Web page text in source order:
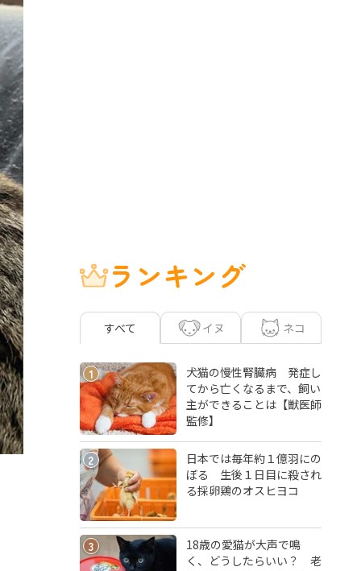
ランキング
すべて イヌ ネコ
1
犬猫の慢性腎臓病 発症し
てから亡くなるまで、飼い
主ができることは【獣医師
監修】
2
日本では毎年約１億羽にの
ぼる 生後１日目に殺され
る採卵鶏のオスヒヨコ
3
18歳の愛猫が大声で鳴
く、どうしたらいい？ 老